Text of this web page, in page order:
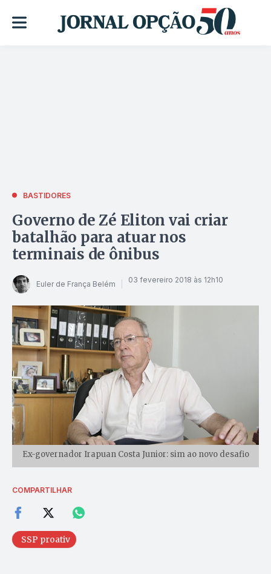
BASTIDORES
Governo de Zé Eliton vai criar
batalhão para atuar nos
terminais de ônibus
Euler de França Belém 03 fevereiro 2018 às 12h10
Ex-governador Irapuan Costa Junior: sim ao novo desafio
COMPARTILHAR
SSP proativ